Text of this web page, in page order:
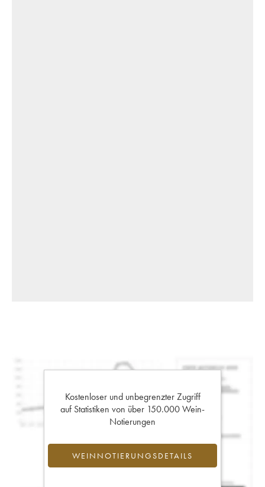
Kostenloser und unbegrenzter Zugriff
auf Statistiken von über 150.000 Wein-
Notierungen
WEINNOTIERUNGSDETAILS